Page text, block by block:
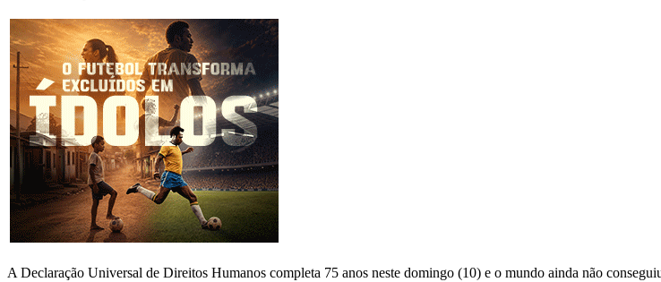
A Declaração Universal de Direitos Humanos completa 75 anos neste domingo (10) e o mundo ainda não